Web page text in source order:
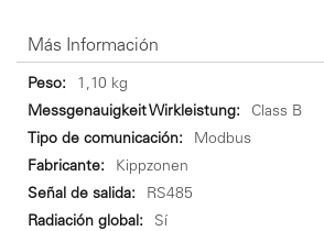
Más Información
Más
Información
1,10 kg
Class B
Modbus
Kippzonen
RS485
Sí